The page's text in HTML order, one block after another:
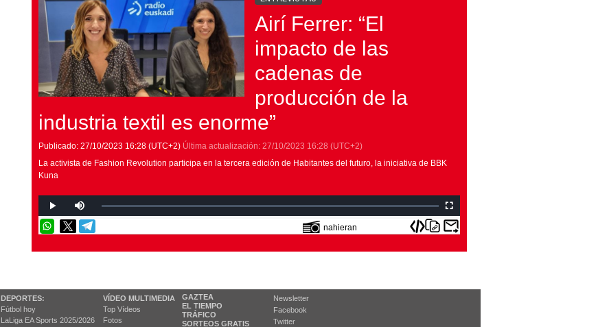
Airí Ferrer: “El
impacto de las
cadenas de
producción de la
industria textil es enorme”
Publicado: 27/10/2023 16:28 (UTC+2) Última actualización: 27/10/2023 16:28 (UTC+2)
La activista de Fashion Revolution participa en la tercera edición de Habitantes del futuro, la iniciativa de BBK
Kuna
nahieran
DEPORTES:
Fútbol hoy
LaLiga EA Sports 2025/2026
VÍDEO MULTIMEDIA
Top Vídeos
Fotos
GAZTEA
EL TIEMPO
TRÁFICO
SORTEOS GRATIS
Newsletter
Facebook
Twitter